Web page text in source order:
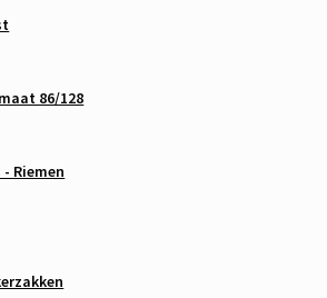
86/128
Riemen